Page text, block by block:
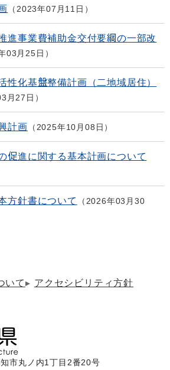
2023年07月11日
進事業費補助金交付要綱の一部改
03月25日
性化基盤整備計画（二地域居住）
月27日
計画 2025年10月08日
促進に関する基本計画について
方針書について
2026年03月30
いて
アクセシビリティ方針
市丸ノ内1丁目2番20号